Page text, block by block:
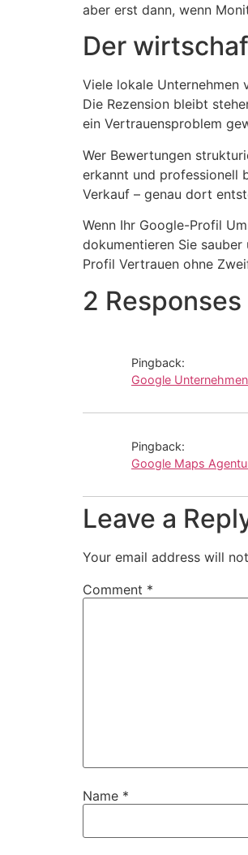
aber erst dann, wenn
Der
Viele lokale Unternehmen
Die Rezension bleibt
ein Vertrauensproblem
Wer Bewertungen
erkannt und professionell
Verkauf – genau dort
Wenn Ihr Google-Profil
dokumentieren Sie
Profil Vertrauen ohne
2 Responses
Pingback:
Google
Pingback:
Google Maps
Leave a
Your email address will
Comment *
Name *